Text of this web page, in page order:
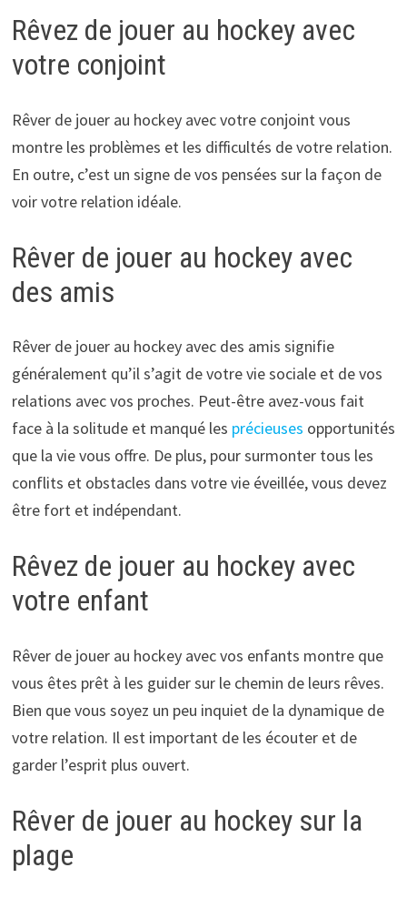
Rêvez de jouer au hockey avec
votre conjoint
Rêver de jouer au hockey avec votre conjoint vous
montre les problèmes et les difficultés de votre relation.
En outre, c’est un signe de vos pensées sur la façon de
voir votre relation idéale.
Rêver de jouer au hockey avec
des amis
Rêver de jouer au hockey avec des amis signifie
généralement qu’il s’agit de votre vie sociale et de vos
relations avec vos proches. Peut-être avez-vous fait
face à la solitude et manqué les précieuses opportunités
que la vie vous offre. De plus, pour surmonter tous les
conflits et obstacles dans votre vie éveillée, vous devez
être fort et indépendant.
Rêvez de jouer au hockey avec
votre enfant
Rêver de jouer au hockey avec vos enfants montre que
vous êtes prêt à les guider sur le chemin de leurs rêves.
Bien que vous soyez un peu inquiet de la dynamique de
votre relation. Il est important de les écouter et de
garder l’esprit plus ouvert.
Rêver de jouer au hockey sur la
plage